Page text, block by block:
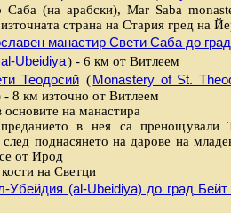
Саба (на арабски), Mar Saba
страна на Стария гред на
манастир Свети Саба до
al-Ubeidiya) - 6 км от Витлеем
Теодосий (Monastery of St.
8 км източно от Витлеем
на манастира
в нея са пренощували
поднасянето на дарове на
от Ирод
на Светци
Убейдия (al-Ubeidiya) до град